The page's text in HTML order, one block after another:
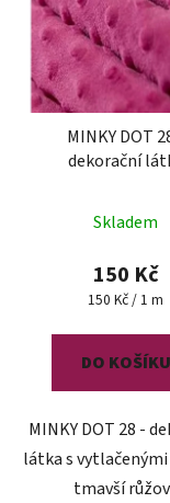
MINKY DOT
dekorační
Skladem
150 Kč
Měrná
150 Kč / 1 m
DO KOŠÍKU
MINKY DOT 28 -
látka s
tmavší